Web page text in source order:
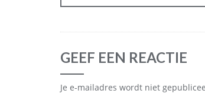
GEEF EEN REACTIE
Je e-mailadres wordt niet